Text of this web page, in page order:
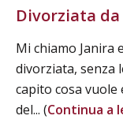
Divorziata
Mi chiamo Janira
divorziata, senza
capito cosa vuole
del... (Continua a